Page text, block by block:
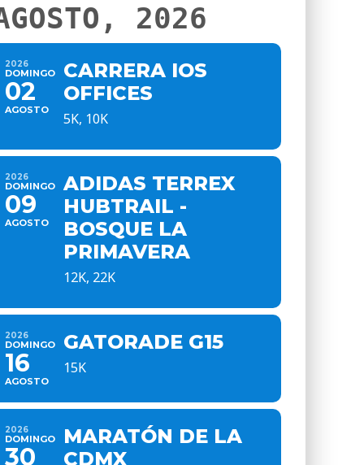
2026
2026
DOMINGO
02
AGOSTO
CARRERA IOS
OFFICES
5K, 10K
2026
DOMINGO
09
AGOSTO
ADIDAS TERREX
HUBTRAIL -
BOSQUE LA
PRIMAVERA
12K, 22K
2026
DOMINGO
16
AGOSTO
GATORADE G15
15K
2026
DOMINGO
30
MARATÓN DE LA
CDMX